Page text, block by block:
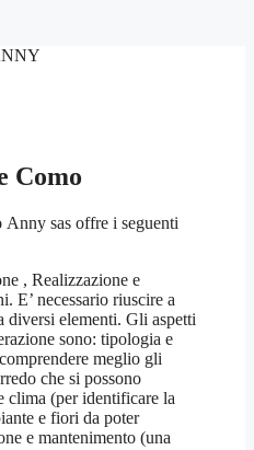
Como
Anny sas offre i seguenti
, Realizzazione e
E’ necessario riuscire a
diversi elementi. Gli aspetti
sono: tipologia e
meglio gli
che si possono
clima (per identificare la
e fiori da poter
e mantenimento (una